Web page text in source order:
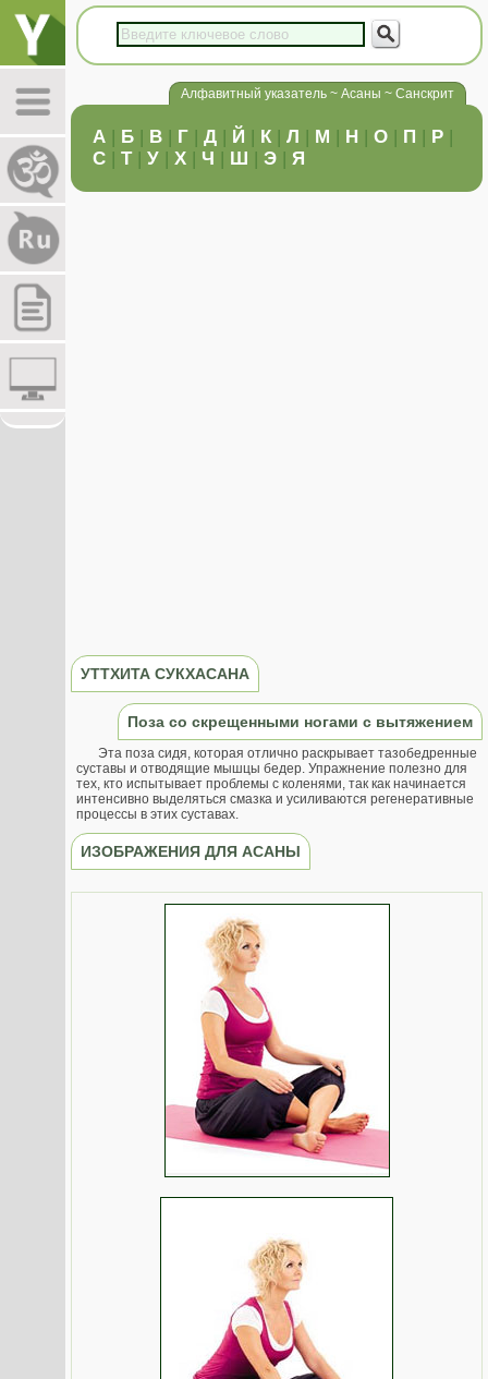
Алфавитный указатель ~ Асаны ~ Санскрит
А | Б | В | Г | Д | Й | К | Л | М | Н | О | П | Р |
С | Т| У | Х | Ч | Ш | Э | Я
УТТХИТА СУКХАСАНА
Поза со скрещенными ногами с вытяжением
Эта поза сидя, которая отлично раскрывает тазобедренные
суставы и отводящие мышцы бедер. Упражнение полезно для
тех, кто испытывает проблемы с коленями, так как начинается
интенсивно выделяться смазка и усиливаются регенеративные
процессы в этих суставах.
ИЗОБРАЖЕНИЯ ДЛЯ АСАНЫ